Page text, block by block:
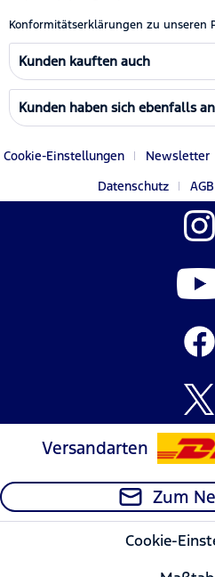
Konformitätserklärungen zu unseren
Kunden kauften auch
Kunden haben sich ebenfalls
Cookie-Einstellungen Newsletter
Datenschutz
AGB
Versandarten
Zum
Cookie-